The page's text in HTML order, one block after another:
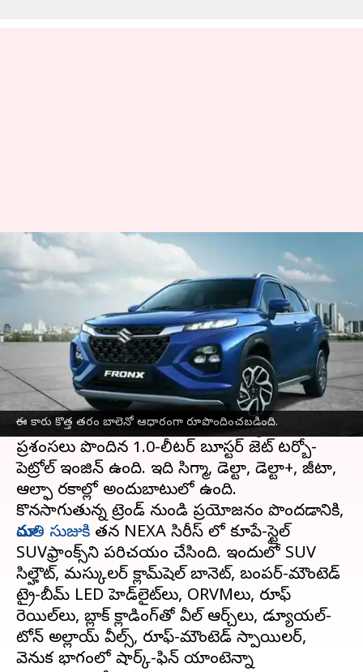
ఈ కారు కొత్త తరం బాలెనో ఆధారంగా రూపొందించబడింది.
మారుతీ సుజుకి సంస్థ నుండి వస్తున్న
NEXA సిరీస్ లో మరో SUV
Nishkala Sathivada Jan 12, 2023 05:22 pm
ఈ వార్తాకథనం ఏంటి
మారుతి సుజుకిఆటో ఎక్స్‌పో 2023లో సరికొత్త కూపే
SUV ఫ్రాంక్స్‌ను విడుదల చేసింది. ఇందులో బాలెనో
RS మోడల్‌లో చివరిగా కనిపించిన అత్యంత
ప్రశంసలు పొందిన 1.0-లీటర్ బూస్టర్ జెట్ టర్బో-
పెట్రోల్ ఇంజిన్‌ ఉంది. ఇది సిగ్మా, డెల్టా, డెల్టా+, జీటా,
ఆల్ఫా రకాల్లో అందుబాటులో ఉంది.
కొనసాగుతున్న ట్రెండ్ నుండి ప్రయోజనం పొందడానికి,
మారుతి సుజుకి తన NEXA సిరీస్ లో కూపే-స్టైల్
SUVఫ్రాంక్స్‌ని పరిచయం చేసింది. ఇందులో SUV
సిల్హౌట్‌, మస్కులర్ క్లామ్‌షెల్ బానెట్, బంపర్-మౌంటెడ్
ట్రై-బీమ్ LED హెడ్‌లైట్‌లు, ORVMలు, రూఫ్
రెయిల్‌లు, బ్లాక్ క్లాడింగ్‌తో వీల్ ఆర్చ్‌లు, డ్యూయల్-
టోన్ అల్లాయ్ వీల్స్, రూఫ్-మౌంటెడ్ స్పాయిలర్,
వెనుక భాగంలో షార్క్-ఫిన్ యాంటెన్నా